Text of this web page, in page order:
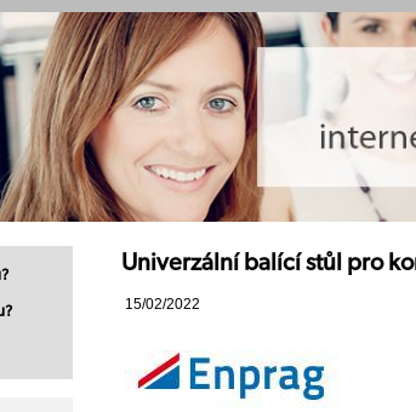
Univerzální balící stůl pro
15/02/2022